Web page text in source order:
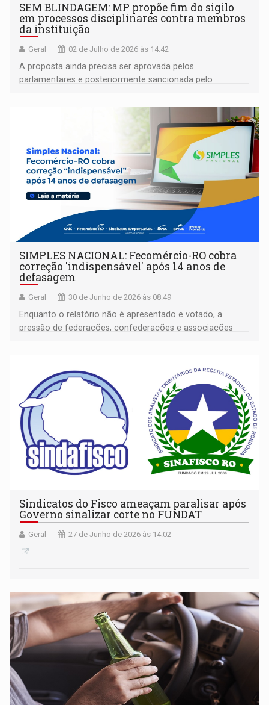
SEM BLINDAGEM: MP propõe fim do sigilo
em processos disciplinares contra membros
da instituição
Geral 02 de Julho de 2026 às 14:42
A proposta ainda precisa ser aprovada pelos
parlamentares e posteriormente sancionada pelo
SIMPLES NACIONAL: Fecomércio-RO cobra
correção 'indispensável' após 14 anos de
defasagem
Geral 30 de Junho de 2026 às 08:49
Enquanto o relatório não é apresentado e votado, a
pressão de federações, confederações e associações
Sindicatos do Fisco ameaçam paralisar após
Governo sinalizar corte no FUNDAT
Geral 27 de Junho de 2026 às 14:02